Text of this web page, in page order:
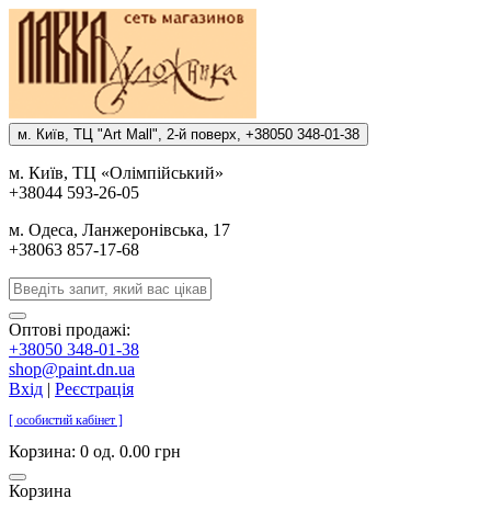
м. Киïв, ТЦ "Art Mall", 2-й поверх, +38050 348-01-38
м. Киïв, ТЦ «Олiмпiйський»
+38044 593-26-05
м. Одеса, Ланжеронiвська, 17
+38063 857-17-68
Оптові продажі:
+38050 348-01-38
shop@paint.dn.ua
Вхід | Реєстрація
[ особистий кабінет ]
Корзина: 0 од. 0.00 грн
Корзина